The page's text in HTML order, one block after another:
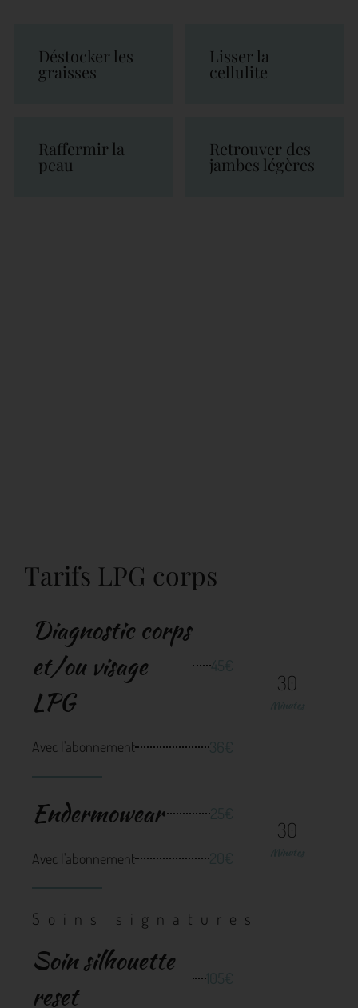
Déstocker les
graisses
Lisser la
cellulite
Raffermir la
peau
Retrouver des
jambes légères
Tarifs LPG corps
Diagnostic corps
et/ou visage
LPG
45€
Avec l'abonnement 36€
30
Endermowear 25€
Avec l'abonnement 20€
30
Soins signatures
Soin silhouette
reset
105€